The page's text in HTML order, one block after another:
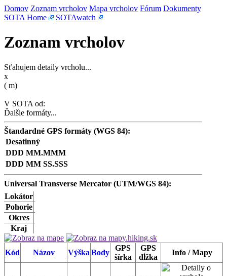
Domov Zoznam vrcholov Mapa vrcholov Fórum Dokumenty
SOTA Home
SOTAwatch
Zoznam vrcholov
Sťahujem detaily vrcholu...
x
( m)
V SOTA od:
Ďalšie formáty...
Štandardné GPS formáty (WGS 84):
Desatinný
DDD MM.MMM
DDD MM SS.SSS
Universal Transverse Mercator (UTM/WGS 84):
Lokátor
Pohorie
Okres
Kraj
Kód Názov Výška Body
GPS
šírka
GPS
dĺžka
Info / Mapy